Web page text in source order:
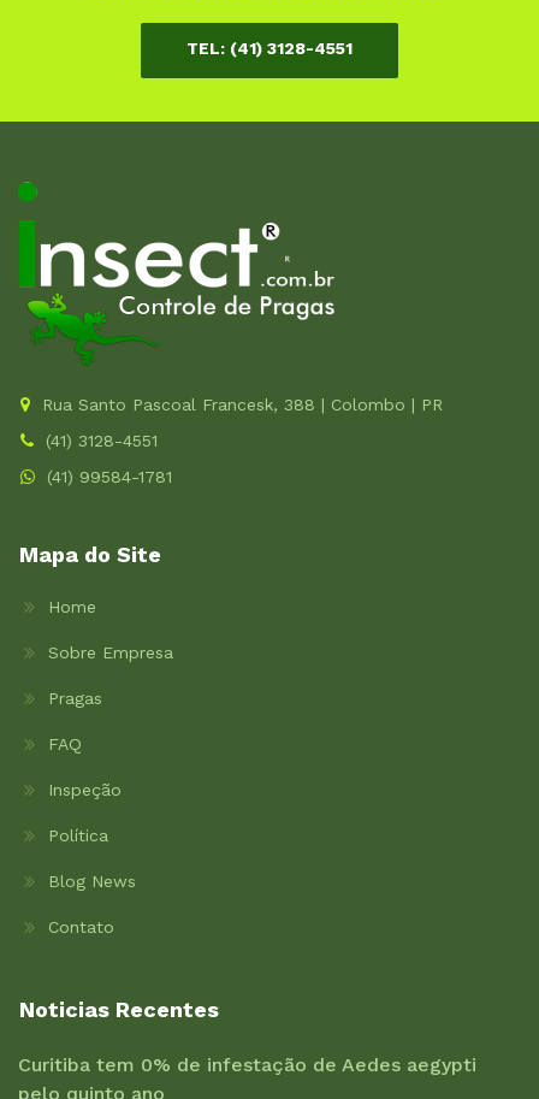
TEL: (41) 3128-4551
Rua Santo Pascoal Francesk, 388 | Colombo | PR
(41) 3128-4551
(41) 99584-1781
Mapa do Site
Home
Sobre Empresa
Pragas
FAQ
Inspeção
Política
Blog News
Contato
Noticias Recentes
Curitiba tem 0% de infestação de Aedes aegypti
pelo quinto ano